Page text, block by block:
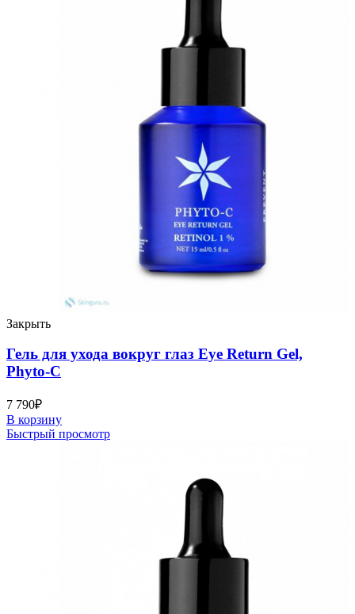
Закрыть
Гель для ухода вокруг глаз Eye Return Gel,
Phyto-C
7 790₽
В корзину
Быстрый просмотр